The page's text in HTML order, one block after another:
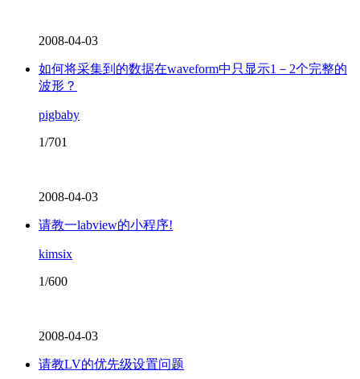
2008-04-03
如何将采集到的数据在waveform中只显示1－2个完整的
波形？
pigbaby
1/701
2008-04-03
请教一labview的小程序!
kimsix
1/600
2008-04-03
请教LV的优先级设置问题